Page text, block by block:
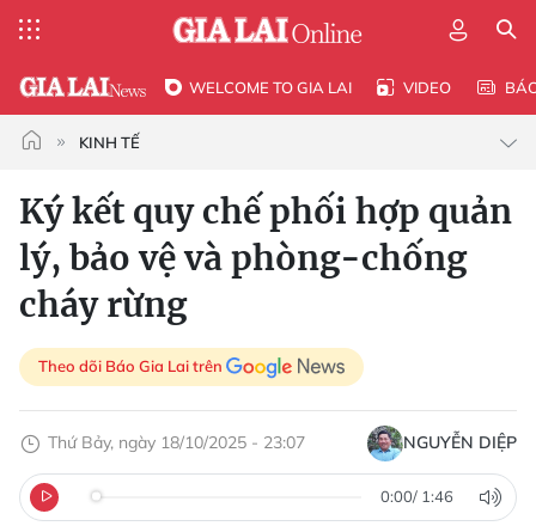
WELCOME TO GIA LAI VIDEO
KINH TẾ
Ký kết quy chế phối hợp quản
lý, bảo vệ và phòng-chống
cháy rừng
Theo dõi Báo Gia Lai trên
Thứ Bảy, ngày 18/10/2025 - 23:07 NGUYỄN DIỆP
0:00/ 1:46